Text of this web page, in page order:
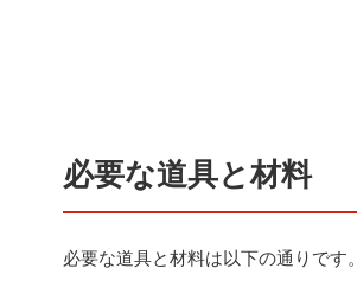
必要な道具と材料
必要な道具と材料は以下の通りです。